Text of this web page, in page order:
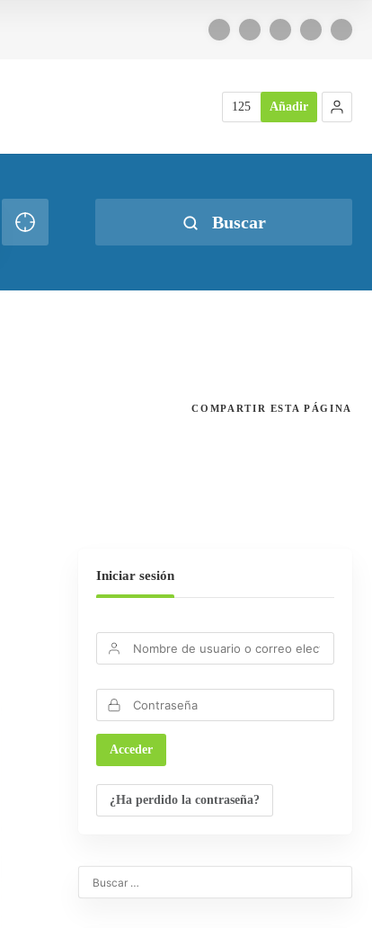
125 Añadir
Buscar
COMPARTIR ESTA PÁGINA
Iniciar sesión
¿Ha perdido la contraseña?